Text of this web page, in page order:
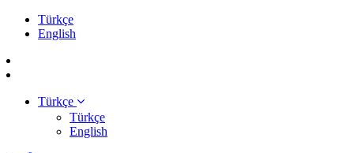
Türkçe
English
Türkçe
Türkçe
English